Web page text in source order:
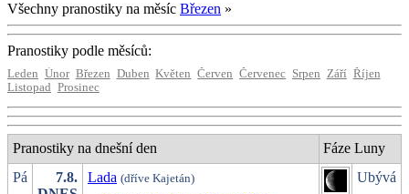
Všechny pranostiky na měsíc Březen »
Pranostiky podle měsíců:
Leden Únor Březen Duben Květen Červen Červenec Srpen Září Říjen
Listopad Prosinec
Pranostiky na dnešní den
Fáze Luny
Pá
7.8.
Lada (dříve Kajetán) Ubývá